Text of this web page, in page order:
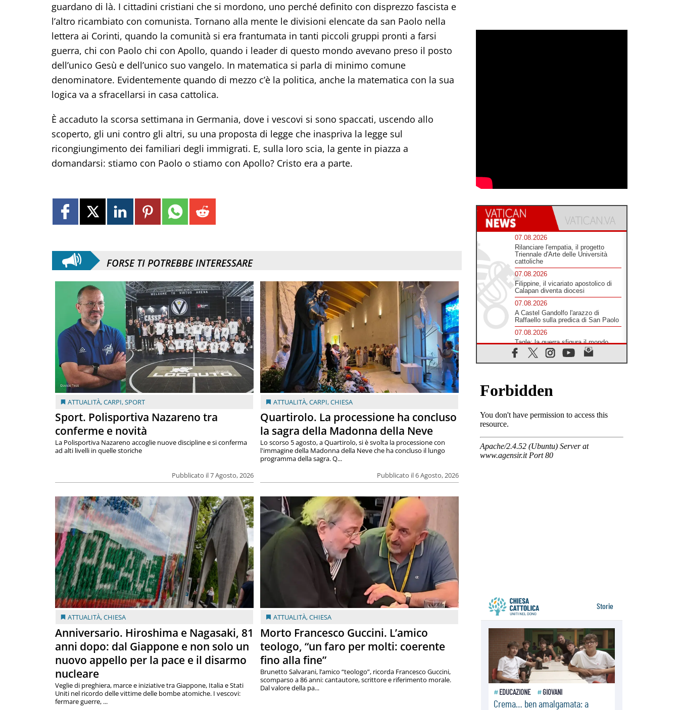
guardano di là. I cittadini cristiani che si mordono, uno perché definito con disprezzo fascista e
l’altro ricambiato con comunista. Tornano alla mente le divisioni elencate da san Paolo nella
lettera ai Corinti, quando la comunità si era frantumata in tanti piccoli gruppi pronti a farsi
guerra, chi con Paolo chi con Apollo, quando i leader di questo mondo avevano preso il posto
dell’unico Gesù e dell’unico suo vangelo. In matematica si parla di minimo comune
denominatore. Evidentemente quando di mezzo c’è la politica, anche la matematica con la sua
logica va a sfracellarsi in casa cattolica.
È accaduto la scorsa settimana in Germania, dove i vescovi si sono spaccati, uscendo allo
scoperto, gli uni contro gli altri, su una proposta di legge che inaspriva la legge sul
ricongiungimento dei familiari degli immigrati. E, sulla loro scia, la gente in piazza a
domandarsi: stiamo con Paolo o stiamo con Apollo? Cristo era a parte.
FORSE TI POTREBBE INTERESSARE
ATTUALITÀ,CARPI,SPORT
Sport. Polisportiva Nazareno tra
conferme e novità
Pubblicato il 7 Agosto, 2026
La Polisportiva Nazareno accoglie nuove discipline e si conferma
ad alti livelli in quelle storiche
ATTUALITÀ,CARPI,CHIESA
Quartirolo. La processione ha concluso
la sagra della Madonna della Neve
Pubblicato il 6 Agosto, 2026
Lo scorso 5 agosto, a Quartirolo, si è svolta la processione con
l'immagine della Madonna della Neve che ha concluso il lungo
programma della sagra. Q...
ATTUALITÀ,CHIESA
Anniversario. Hiroshima e Nagasaki, 81
anni dopo: dal Giappone e non solo un
nuovo appello per la pace e il disarmo
nucleare
Veglie di preghiera, marce e iniziative tra Giappone, Italia e Stati
Uniti nel ricordo delle vittime delle bombe atomiche. I vescovi:
fermare guerre, ...
ATTUALITÀ,CHIESA
Morto Francesco Guccini. L’amico
teologo, “un faro per molti: coerente
fino alla fine”
Brunetto Salvarani, l’amico “teologo”, ricorda Francesco Guccini,
scomparso a 86 anni: cantautore, scrittore e riferimento morale.
Dal valore della pa...
07.08.2026
Rilanciare l'empatia, il progetto
Triennale d'Arte delle Università
cattoliche
07.08.2026
Filippine, il vicariato apostolico di
Calapan diventa diocesi
07.08.2026
A Castel Gandolfo l'arazzo di
Raffaello sulla predica di San Paolo
07.08.2026
Tagle: la guerra sfigura il mondo,
solo la rivelazione di Dio lo
trasfigura
intensi tra Chiesa, popolo e
istituzioni
SIGNIS 2026, dare voce alle
07.08.2026
Honduras, gli sfollati invisibili di una
crisi dimenticata